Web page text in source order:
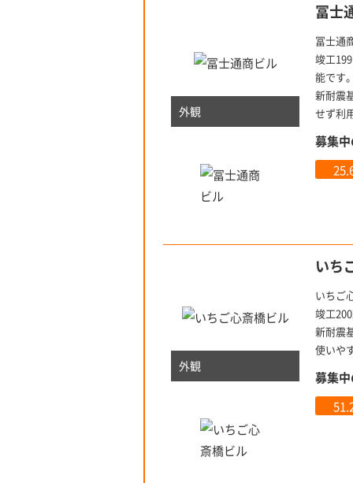
外観
冨士
冨士通
竣工
能です
新耐震
せず利
募集
外観
いち
いちご
竣工
新耐震
使いや
募集